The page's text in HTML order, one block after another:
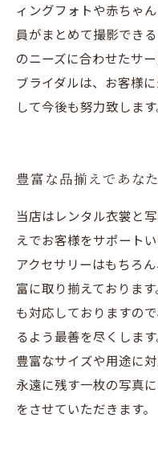
ィングフォトや赤ちゃ
員がまとめて撮影でき
のニーズに合わせたサ
ブライダルは、お客様
して今後も努力致します
豊富な品揃えであな
当店はレンタル衣裳と
えでお客様をサポート
アクセサリーはもちろ
富に取り揃えておりま
も対応しておりますの
るよう最善を尽くしま
豊富なサイズや用途に
永遠に残す一枚の写真
をさせていただきます。